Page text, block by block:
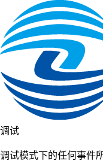
调试
调试模式下的任何事件